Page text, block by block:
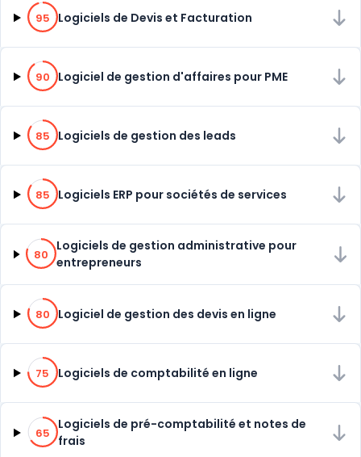
95% de compatibilité
95 Logiciels de Devis et Facturation
90% de compatibilité
90 Logiciel de gestion d'affaires pour PME
85% de compatibilité
85 Logiciels de gestion des leads
85% de compatibilité
85 Logiciels ERP pour sociétés de services
80% de compatibilité
80
Logiciels de gestion administrative pour
entrepreneurs
80% de compatibilité
80 Logiciel de gestion des devis en ligne
75% de compatibilité
75 Logiciels de comptabilité en ligne
65% de compatibilité
65
Logiciels de pré-comptabilité et notes de
frais